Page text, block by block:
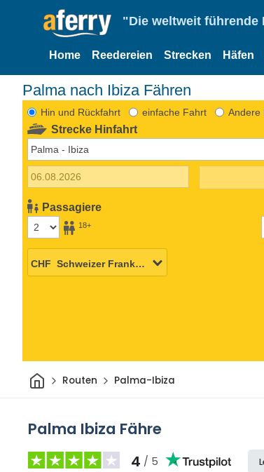
"Die weltweit führende
Home Reedereien Strecken Häfen
Palma nach Ibiza Fähren
Hin und Rückfahrt einfache Fahrt Andere
Strecke Hinfahrt
Passagiere
18+
HeimRouten Palma-Ibiza
Palma Ibiza Fähre
4 / 5